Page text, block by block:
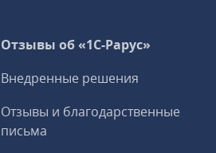
Отзывы об «1С-Рарус»
Внедренные решения
Отзывы и благодарственные
письма